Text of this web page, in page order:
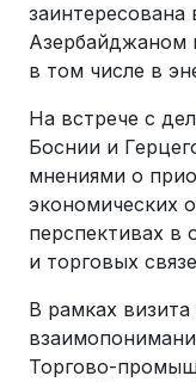
заинтересована
Азербайджаном
в том числе в
На встрече с
Боснии и
мнениями о
экономических
перспективах в
и торговых
В рамках
Торгово-